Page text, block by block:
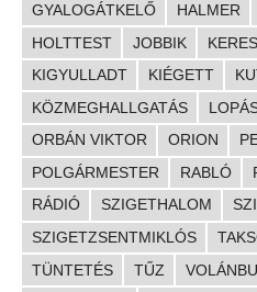
GYALOGÁTKELŐ
HALMER
HOLTTEST
JOBBIK
KIGYULLADT
KIÉGETT
KÖZMEGHALLGATÁS
ORBÁN VIKTOR
ORION
POLGÁRMESTER
RABLÓ
RÁDIÓ
SZIGETHALOM
SZIGETZSENTMIKLÓS
TÜNTETÉS
TŰZ